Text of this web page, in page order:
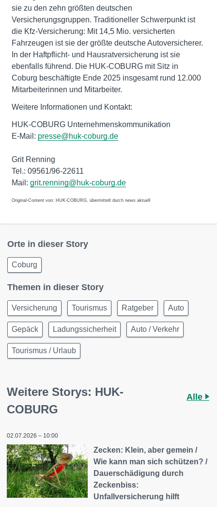
sie zu den zehn größten deutschen
Versicherungsgruppen. Traditioneller Schwerpunkt ist
die Kfz-Versicherung: Mit 14,5 Mio. versicherten
Fahrzeugen ist sie der größte deutsche Autoversicherer.
In der Haftpflicht- und Hausratversicherung ist sie
ebenfalls führend. Die HUK-COBURG mit Sitz in
Coburg beschäftigte Ende 2025 insgesamt rund 12.000
Mitarbeiterinnen und Mitarbeiter.
Weitere Informationen und Kontakt:
HUK-COBURG Unternehmenskommunikation
E-Mail: presse@huk-coburg.de
Grit Renning
Tel.: 09561/96-22611
Mail: grit.renning@huk-coburg.de
Original-Content von: HUK-COBURG, übermittelt durch news aktuell
Orte in dieser Story
Coburg
Themen in dieser Story
Versicherung Tourismus Ratgeber Auto
Gepäck Ladungssicherheit Auto / Verkehr
Tourismus / Urlaub
Weitere Storys: HUK-
COBURG
Alle
02.07.2026 – 10:00
Zecken: Klein, aber gemein /
Wie kann man sich schützen? /
Dauerschädigung durch
Zeckenbiss:
Unfallversicherung hilft